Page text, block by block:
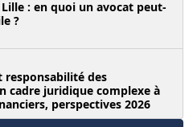
Lille : en quoi un avocat peut-
?
des
cadre juridique complexe à
perspectives 2026